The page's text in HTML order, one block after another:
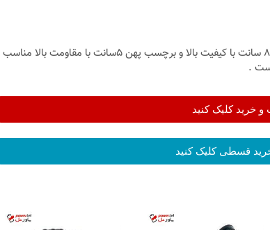
کش مینی لوپ پیلاتس مدل gymstyle تهیه شده از بهترین نوع کش 8 سانت با کیفیت بالا و برچسب پهن 5سانت با مقاومت بالا مناسب
.
خرید کلیک کنید
قسطی کلیک کنید